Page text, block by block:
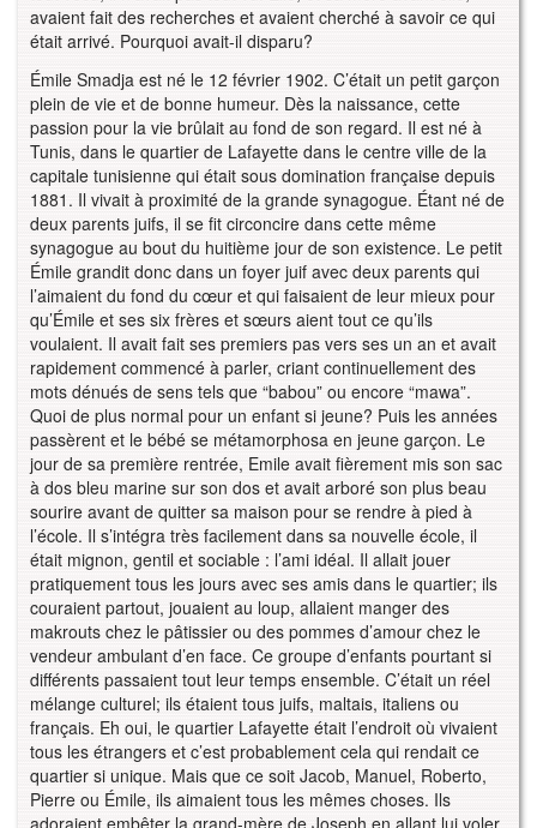
avaient fait des recherches et avaient cherché à savoir ce qui
était arrivé. Pourquoi avait-il disparu?
Émile Smadja est né le 12 février 1902. C’était un petit garçon
plein de vie et de bonne humeur. Dès la naissance, cette
passion pour la vie brûlait au fond de son regard. Il est né à
Tunis, dans le quartier de Lafayette dans le centre ville de la
capitale tunisienne qui était sous domination française depuis
1881. Il vivait à proximité de la grande synagogue. Étant né de
deux parents juifs, il se fit circoncire dans cette même
synagogue au bout du huitième jour de son existence. Le petit
Émile grandit donc dans un foyer juif avec deux parents qui
l’aimaient du fond du cœur et qui faisaient de leur mieux pour
qu’Émile et ses six frères et sœurs aient tout ce qu’ils
voulaient. Il avait fait ses premiers pas vers ses un an et avait
rapidement commencé à parler, criant continuellement des
mots dénués de sens tels que “babou” ou encore “mawa”.
Quoi de plus normal pour un enfant si jeune? Puis les années
passèrent et le bébé se métamorphosa en jeune garçon. Le
jour de sa première rentrée, Emile avait fièrement mis son sac
à dos bleu marine sur son dos et avait arboré son plus beau
sourire avant de quitter sa maison pour se rendre à pied à
l’école. Il s’intégra très facilement dans sa nouvelle école, il
était mignon, gentil et sociable : l’ami idéal. Il allait jouer
pratiquement tous les jours avec ses amis dans le quartier; ils
couraient partout, jouaient au loup, allaient manger des
makrouts chez le pâtissier ou des pommes d’amour chez le
vendeur ambulant d’en face. Ce groupe d’enfants pourtant si
différents passaient tout leur temps ensemble. C’était un réel
mélange culturel; ils étaient tous juifs, maltais, italiens ou
français. Eh oui, le quartier Lafayette était l’endroit où vivaient
tous les étrangers et c’est probablement cela qui rendait ce
quartier si unique. Mais que ce soit Jacob, Manuel, Roberto,
Pierre ou Émile, ils aimaient tous les mêmes choses. Ils
adoraient embêter la grand-mère de Joseph en allant lui voler